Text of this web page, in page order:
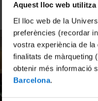
Aquest lloc web utilitza
El lloc web de la
preferències (recordar
vostra experiència de
finalitats de màrqueting
obtenir més informació
Barcelona.